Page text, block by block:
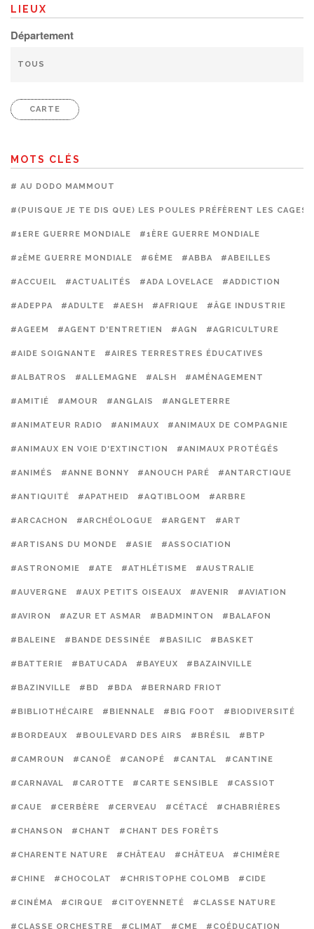
LIEUX
Département
CARTE
MOTS CLÉS
# AU DODO MAMMOUT
#(PUISQUE JE TE DIS QUE) LES POULES PRÉFÈRENT LES CAGES
#1ERE GUERRE MONDIALE #1ÈRE GUERRE MONDIALE
#2ÈME GUERRE MONDIALE #6ÈME #ABBA #ABEILLES
#ACCUEIL #ACTUALITÉS #ADA LOVELACE #ADDICTION
#ADEPPA #ADULTE #AESH #AFRIQUE #ÂGE INDUSTRIE
#AGEEM #AGENT D'ENTRETIEN #AGN #AGRICULTURE
#AIDE SOIGNANTE #AIRES TERRESTRES ÉDUCATIVES
#ALBATROS #ALLEMAGNE #ALSH #AMÉNAGEMENT
#AMITIÉ #AMOUR #ANGLAIS #ANGLETERRE
#ANIMATEUR RADIO #ANIMAUX #ANIMAUX DE COMPAGNIE
#ANIMAUX EN VOIE D'EXTINCTION #ANIMAUX PROTÉGÉS
#ANIMÉS #ANNE BONNY #ANOUCH PARÉ #ANTARCTIQUE
#ANTIQUITÉ #APATHEID #AQTIBLOOM #ARBRE
#ARCACHON #ARCHÉOLOGUE #ARGENT #ART
#ARTISANS DU MONDE #ASIE #ASSOCIATION
#ASTRONOMIE #ATE #ATHLÉTISME #AUSTRALIE
#AUVERGNE #AUX PETITS OISEAUX #AVENIR #AVIATION
#AVIRON #AZUR ET ASMAR #BADMINTON #BALAFON
#BALEINE #BANDE DESSINÉE #BASILIC #BASKET
#BATTERIE #BATUCADA #BAYEUX #BAZAINVILLE
#BAZINVILLE #BD #BDA #BERNARD FRIOT
#BIBLIOTHÉCAIRE #BIENNALE #BIG FOOT #BIODIVERSITÉ
#BORDEAUX #BOULEVARD DES AIRS #BRÉSIL #BTP
#CAMROUN #CANOË #CANOPÉ #CANTAL #CANTINE
#CARNAVAL #CAROTTE #CARTE SENSIBLE #CASSIOT
#CAUE #CERBÈRE #CERVEAU #CÉTACÉ #CHABRIÈRES
#CHANSON #CHANT #CHANT DES FORÊTS
#CHARENTE NATURE #CHÂTEAU #CHÂTEUA #CHIMÈRE
#CHINE #CHOCOLAT #CHRISTOPHE COLOMB #CIDE
#CINÉMA #CIRQUE #CITOYENNETÉ #CLASSE NATURE
#CLASSE ORCHESTRE #CLIMAT #CME #COÉDUCATION